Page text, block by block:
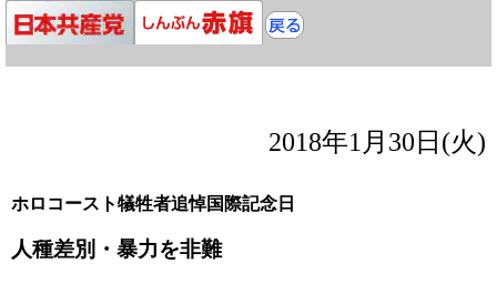
2018年1月30日(火)
ホロコースト犠牲者追悼国際記念日
人種差別・暴力を非難